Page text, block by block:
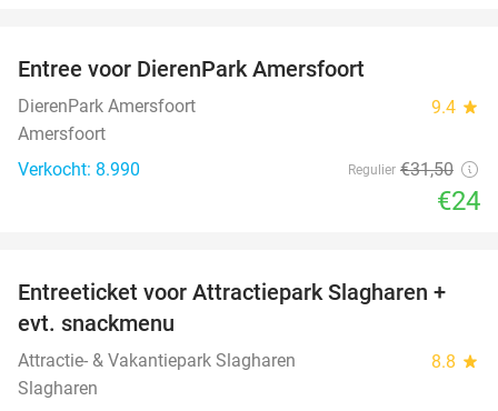
Entree voor DierenPark Amersfoort
DierenPark Amersfoort 9.4 star
Amersfoort
Verkocht: 8.990
Regulier €31,50
€24
41%
Entreeticket voor Attractiepark Slagharen +
evt. snackmenu
Attractie- & Vakantiepark Slagharen 8.8 star
Slagharen